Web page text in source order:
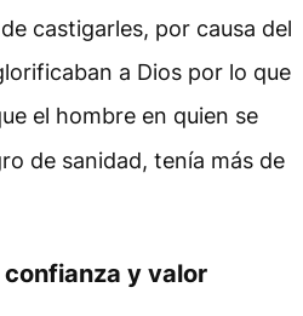
castigarles, por causa del
a Dios por lo que
el hombre en quien se
de sanidad, tenía más de
y valor